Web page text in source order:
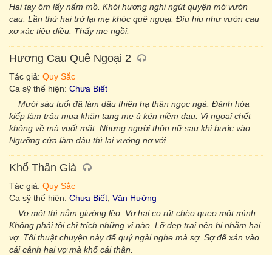
Hai tay ôm lấy nấm mồ. Khói hương nghi ngút quyện mờ vườn
cau. Lần thứ hai trở lại mẹ khóc quê ngoại. Đìu hiu như vườn cau
xơ xác tiêu điều. Thấy mẹ ngồi.
Hương Cau Quê Ngoại 2
Tác giả: Quy Sắc
Ca sỹ thể hiện: Chưa Biết
Mười sáu tuổi đã làm dâu thiên hạ thân ngọc ngà. Đành hóa
kiếp làm trâu mua khăn tang mẹ ủ kén niềm đau. Vì ngoại chết
không về mà vuốt mặt. Nhưng người thôn nữ sau khi bước vào.
Ngưỡng cửa làm dâu thì lại vướng nợ với.
Khổ Thân Già
Tác giả: Quy Sắc
Ca sỹ thể hiện: Chưa Biết; Văn Hường
Vợ một thì nằm giường lèo. Vợ hai co rút chèo queo một mình.
Không phải tôi chỉ trích những vị nào. Lỡ đẹp trai nên bị nhằm hai
vợ. Tôi thuật chuyện này để quý ngài nghe mà sợ. Sợ để xán vào
cái cảnh hai vợ mà khổ cái thân.